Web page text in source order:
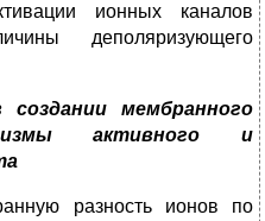
ионных каналов
деполяризующего
мембранного
активного и
разность ионов по